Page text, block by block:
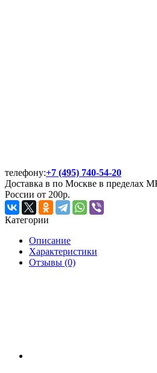
телефону:+7 (495) 740-54-20
Доставка в по Москве в пределах
России от 200р.
Категории
Описание
Характеристики
Отзывы (0)